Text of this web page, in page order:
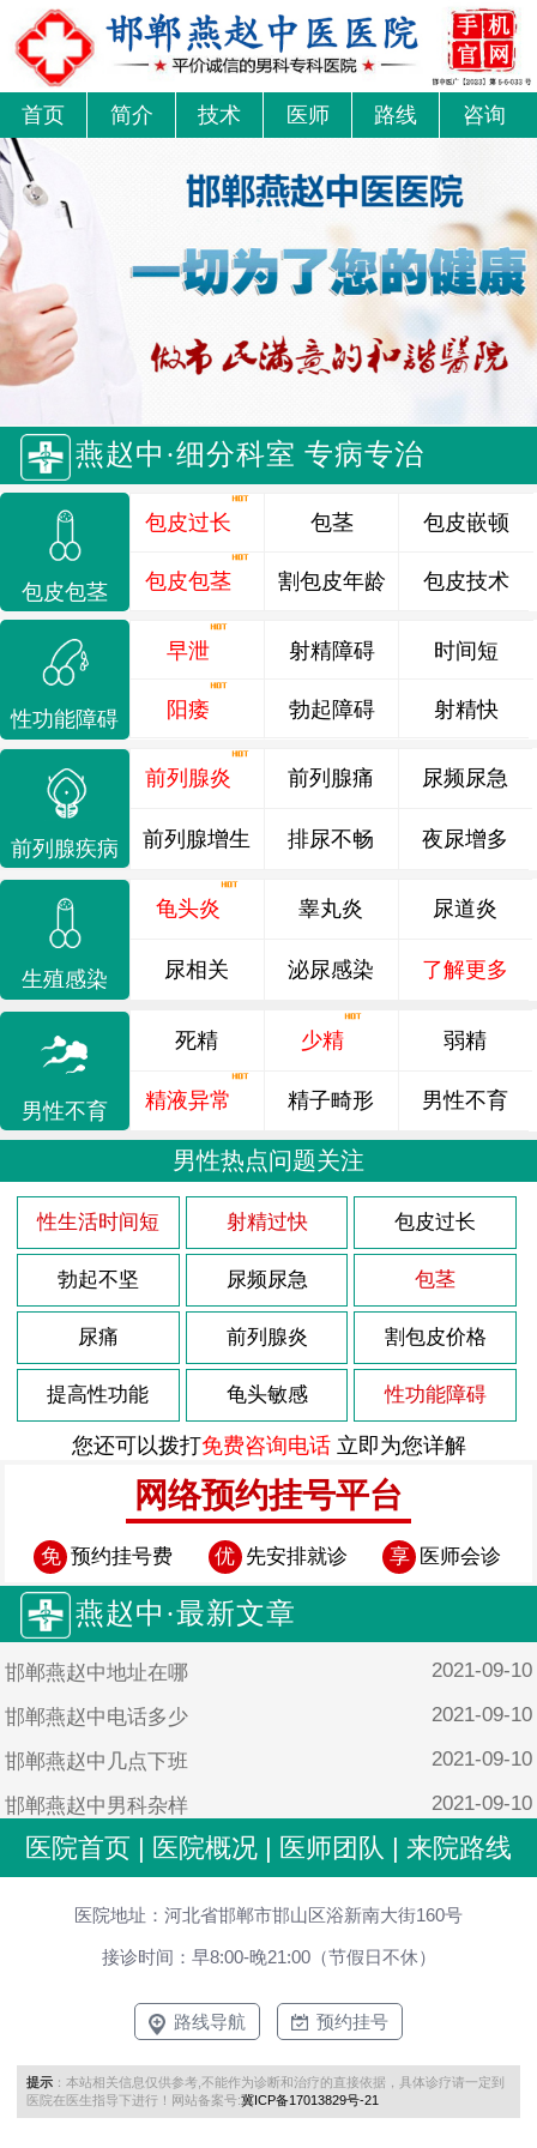
首页 简介 技术 医师 路线 咨询
燕赵中·细分科室 专病专治
包皮包茎
包皮过长
包皮包茎
包茎
割包皮年龄
包皮嵌顿
包皮技术
性功能障碍
早泄
阳痿
射精障碍
勃起障碍
时间短
射精快
前列腺疾病
前列腺炎 前列腺痛 尿频尿急
前列腺增生 排尿不畅 夜尿增多
生殖感染
龟头炎 睾丸炎 尿道炎
尿相关 泌尿感染 了解更多
男性不育
死精 少精 弱精
精液异常 精子畸形 男性不育
男性热点问题关注
性生活时间短 射精过快 包皮过长
勃起不坚 尿频尿急 包茎
尿痛 前列腺炎 割包皮价格
提高性功能 龟头敏感 性功能障碍
您还可以拨打免费咨询电话立即为您详解
网络预约挂号平台
免 预约挂号费 优 先安排就诊 享 医师会诊
燕赵中·最新文章
邯郸燕赵中地址在哪 2021-09-10
邯郸燕赵中电话多少 2021-09-10
邯郸燕赵中几点下班 2021-09-10
邯郸燕赵中男科杂样 2021-09-10
邯郸燕赵中男科靠谱吗 2021-09-10
医院首页 | 医院概况 | 医师团队 | 来院路线
医院地址：河北省邯郸市邯山区浴新南大街160号
接诊时间：早8:00-晚21:00（节假日不休）
路线导航 预约挂号
提示 ：本站相关信息仅供参考,不能作为诊断和治疗的直接依据，具体诊疗请一定到
医院在医生指导下进行！网站备案号:冀ICP备17013829号-21